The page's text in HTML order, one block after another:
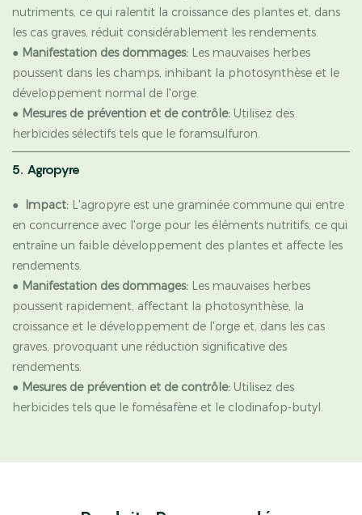
nutriments, ce qui ralentit la croissance des plantes et, dans
les cas graves, réduit considérablement les rendements.
● Manifestation des dommages: Les mauvaises herbes
poussent dans les champs, inhibant la photosynthèse et le
développement normal de l'orge.
● Mesures de prévention et de contrôle: Utilisez des
herbicides sélectifs tels que le foramsulfuron.
5. Agropyre
● Impact: L'agropyre est une graminée commune qui entre
en concurrence avec l'orge pour les éléments nutritifs, ce qui
entraîne un faible développement des plantes et affecte les
rendements.
● Manifestation des dommages: Les mauvaises herbes
poussent rapidement, affectant la photosynthèse, la
croissance et le développement de l'orge et, dans les cas
graves, provoquant une réduction significative des
rendements.
● Mesures de prévention et de contrôle: Utilisez des
herbicides tels que le fomésafène et le clodinafop-butyl.